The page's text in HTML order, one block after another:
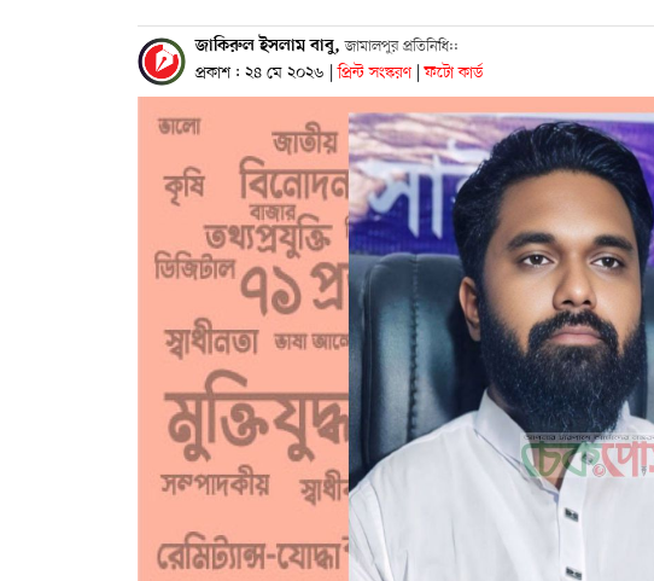
জাকিরুল ইসলাম বাবু,জামালপুর প্রতিনিধি::
প্রকাশ : ২৪ মে ২০২৬ | প্রিন্ট সংস্করণ | ফটো কার্ড